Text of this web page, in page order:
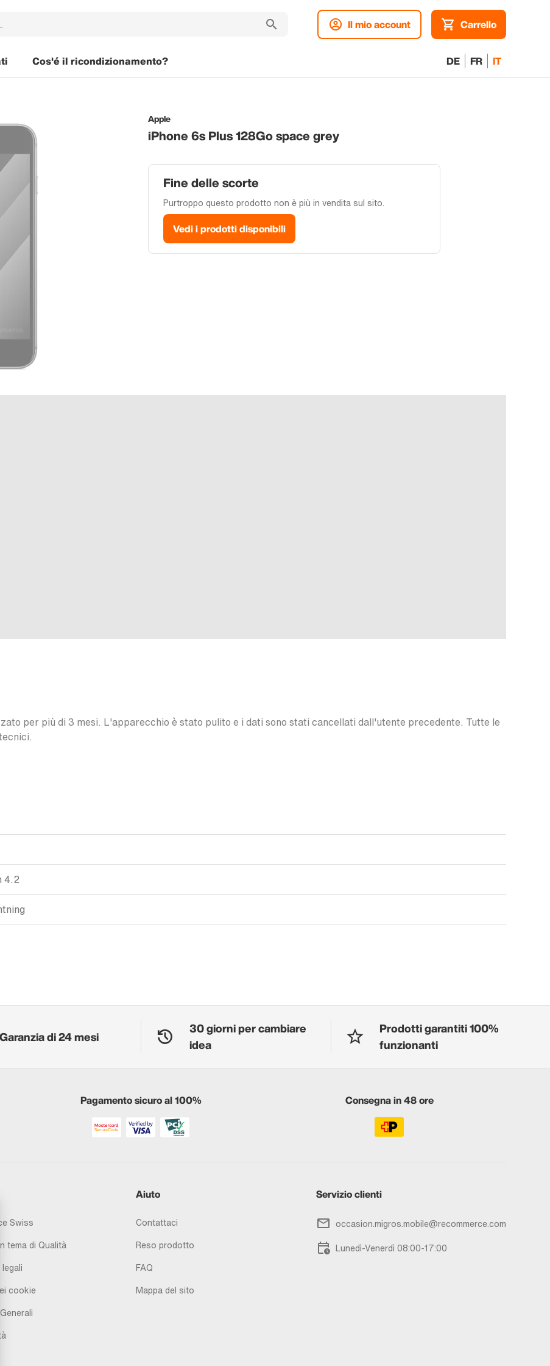
Il mio account Carrello
DE FR IT
Cos'é il ricondizionamento?
Apple
iPhone 6s Plus 128Go space grey
Fine delle scorte
Purtroppo questo prodotto non è più in vendita sul sito.
Vedi i prodotti disponibili
per più di 3 mesi. L'apparecchio è stato pulito e i dati sono stati cancellati dall'utente precedente. Tutte le
4.2
Garanzia di 24 mesi
30 giorni per cambiare
idea
Prodotti garantiti 100%
funzionanti
Pagamento sicuro al 100% Consegna in 48 ore
Swiss
tema di Qualità
cookie
Aiuto
Contattaci
Reso prodotto
FAQ
Mappa del sito
Servizio clienti
occasion.migros.mobile@recommerce.com
Lunedì-Venerdì 08:00-17:00